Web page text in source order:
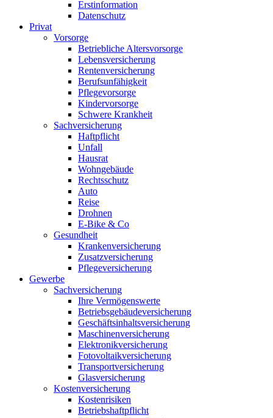
Erstinformation
Datenschutz
Privat
Vorsorge
Betriebliche Altersvorsorge
Lebensversicherung
Rentenversicherung
Berufsunfähigkeit
Pflegevorsorge
Kindervorsorge
Schwere Krankheit
Sachversicherung
Haftpflicht
Unfall
Hausrat
Wohngebäude
Rechtsschutz
Auto
Reise
Drohnen
E-Bike & Co
Gesundheit
Krankenversicherung
Zusatzversicherung
Pflegeversicherung
Gewerbe
Sachversicherung
Ihre Vermögenswerte
Betriebsgebäudeversicherung
Geschäftsinhaltsversicherung
Maschinenversicherung
Elektronikversicherung
Fotovoltaikversicherung
Transportversicherung
Glasversicherung
Kostenversicherung
Kostenrisiken
Betriebshaftpflicht